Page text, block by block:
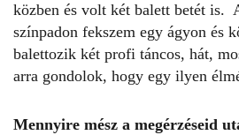
közben és volt két balett betét is.
színpadon fekszem egy ágyon és
balettozik két profi táncos, hát,
arra gondolok, hogy egy ilyen
Mennyire mész a megérzéseid